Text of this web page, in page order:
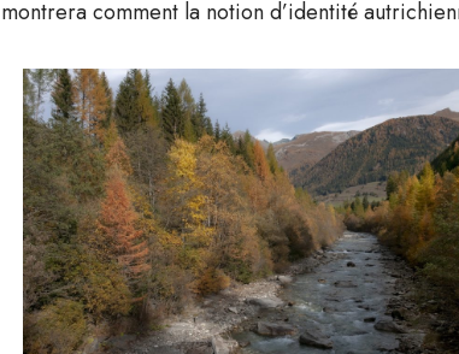
montrera comment la notion d’identité